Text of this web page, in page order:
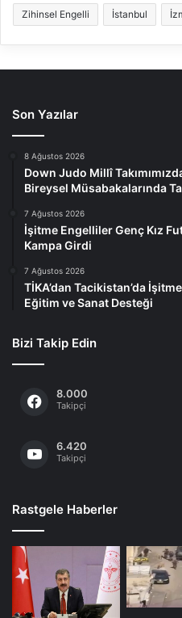
Zihinsel Engelli İstanbul
Son Yazılar
8 Ağustos 2026
Down Judo Millî
Bireysel Müsabakalarında
7 Ağustos 2026
İşitme Engelliler Genç Kız
Kampa Girdi
7 Ağustos 2026
TİKA’dan Tacikistan’da
Eğitim ve Sanat Desteği
Bizi Takip Edin
8.000
Takipçi
6.420
Takipçi
Rastgele Haberler